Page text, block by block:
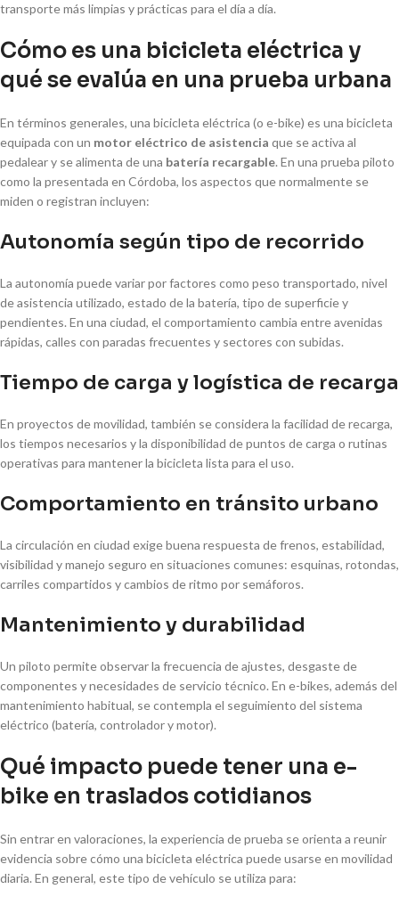
transporte más limpias y prácticas para el día a día.
Cómo es una bicicleta eléctrica y
qué se evalúa en una prueba urbana
En términos generales, una bicicleta eléctrica (o e-bike) es una bicicleta
equipada con un motor eléctrico de asistencia que se activa al
pedalear y se alimenta de una batería recargable. En una prueba piloto
como la presentada en Córdoba, los aspectos que normalmente se
miden o registran incluyen:
Autonomía según tipo de recorrido
La autonomía puede variar por factores como peso transportado, nivel
de asistencia utilizado, estado de la batería, tipo de superficie y
pendientes. En una ciudad, el comportamiento cambia entre avenidas
rápidas, calles con paradas frecuentes y sectores con subidas.
Tiempo de carga y logística de recarga
En proyectos de movilidad, también se considera la facilidad de recarga,
los tiempos necesarios y la disponibilidad de puntos de carga o rutinas
operativas para mantener la bicicleta lista para el uso.
Comportamiento en tránsito urbano
La circulación en ciudad exige buena respuesta de frenos, estabilidad,
visibilidad y manejo seguro en situaciones comunes: esquinas, rotondas,
carriles compartidos y cambios de ritmo por semáforos.
Mantenimiento y durabilidad
Un piloto permite observar la frecuencia de ajustes, desgaste de
componentes y necesidades de servicio técnico. En e-bikes, además del
mantenimiento habitual, se contempla el seguimiento del sistema
eléctrico (batería, controlador y motor).
Qué impacto puede tener una e-
bike en traslados cotidianos
Sin entrar en valoraciones, la experiencia de prueba se orienta a reunir
evidencia sobre cómo una bicicleta eléctrica puede usarse en movilidad
diaria. En general, este tipo de vehículo se utiliza para: